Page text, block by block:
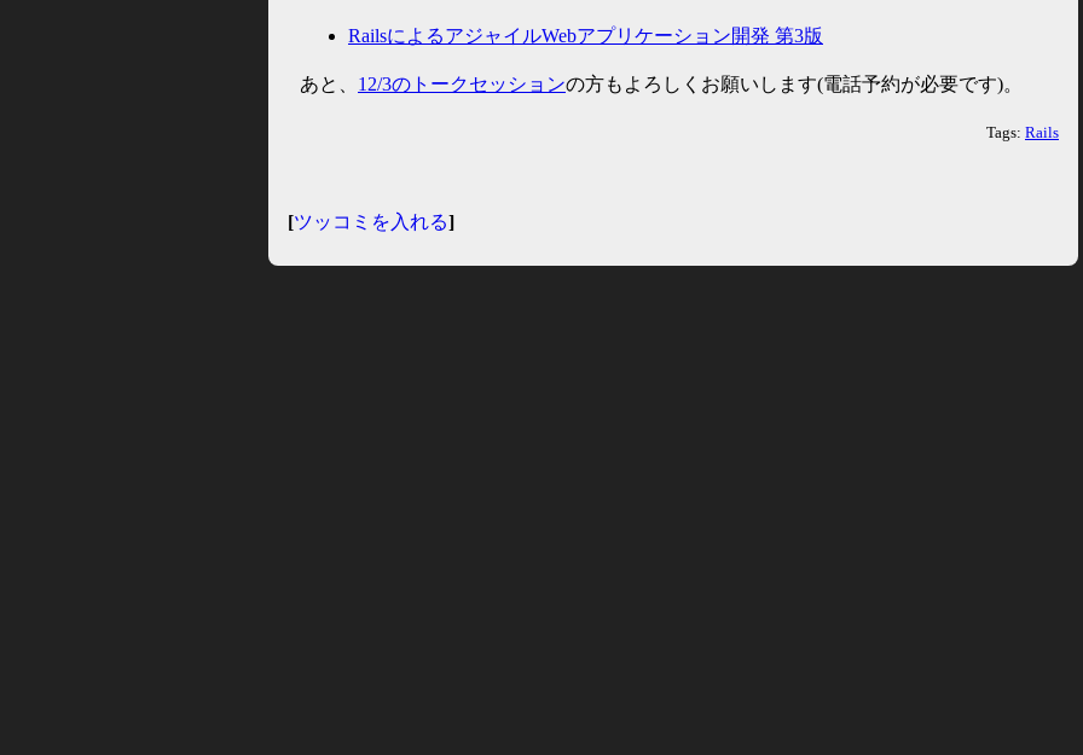
RailsによるアジャイルWebアプリケーション開発 第3版
あと、 12/3のトークセッションの方もよろしくお願いします(電話予約が必要です)。
Tags: Rails
[ツッコミを入れる]